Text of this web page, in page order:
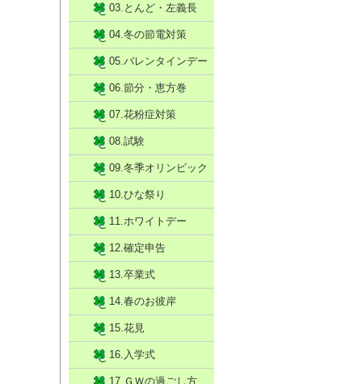
03.とんど・左義長
04.冬の節電対策
05.バレンタインデー
06.節分・恵方巻
07.花粉症対策
08.試験
09.冬季オリンピック
10.ひな祭り
11.ホワイトデー
12.確定申告
13.卒業式
14.春のお彼岸
15.花見
16.入学式
17.ＧＷの過ごし方